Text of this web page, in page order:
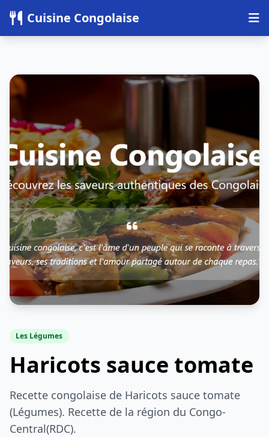
Cuisine Congolaise
Les Légumes
Haricots sauce tomate
Recette congolaise de Haricots sauce tomate
(Légumes). Recette de la région du Congo-
Central(RDC).